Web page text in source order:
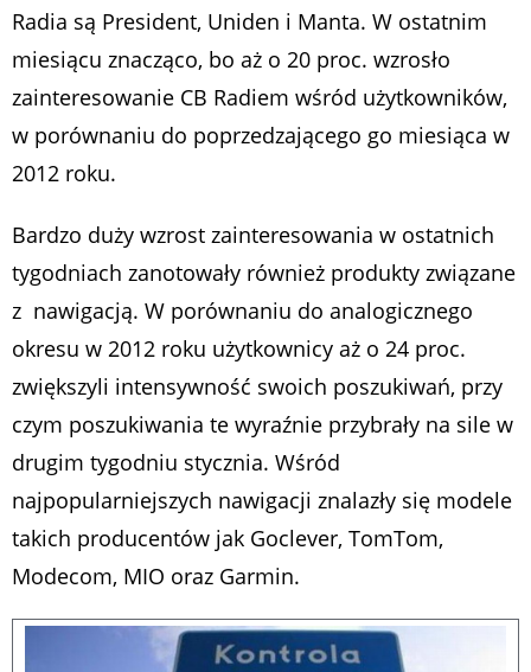
Radia są President, Uniden i Manta. W ostatnim
miesiącu znacząco, bo aż o 20 proc. wzrosło
zainteresowanie CB Radiem wśród użytkowników,
w porównaniu do poprzedzającego go miesiąca w
2012 roku.
Bardzo duży wzrost zainteresowania w ostatnich
tygodniach zanotowały również produkty związane
z nawigacją. W porównaniu do analogicznego
okresu w 2012 roku użytkownicy aż o 24 proc.
zwiększyli intensywność swoich poszukiwań, przy
czym poszukiwania te wyraźnie przybrały na sile w
drugim tygodniu stycznia. Wśród
najpopularniejszych nawigacji znalazły się modele
takich producentów jak Goclever, TomTom,
Modecom, MIO oraz Garmin.